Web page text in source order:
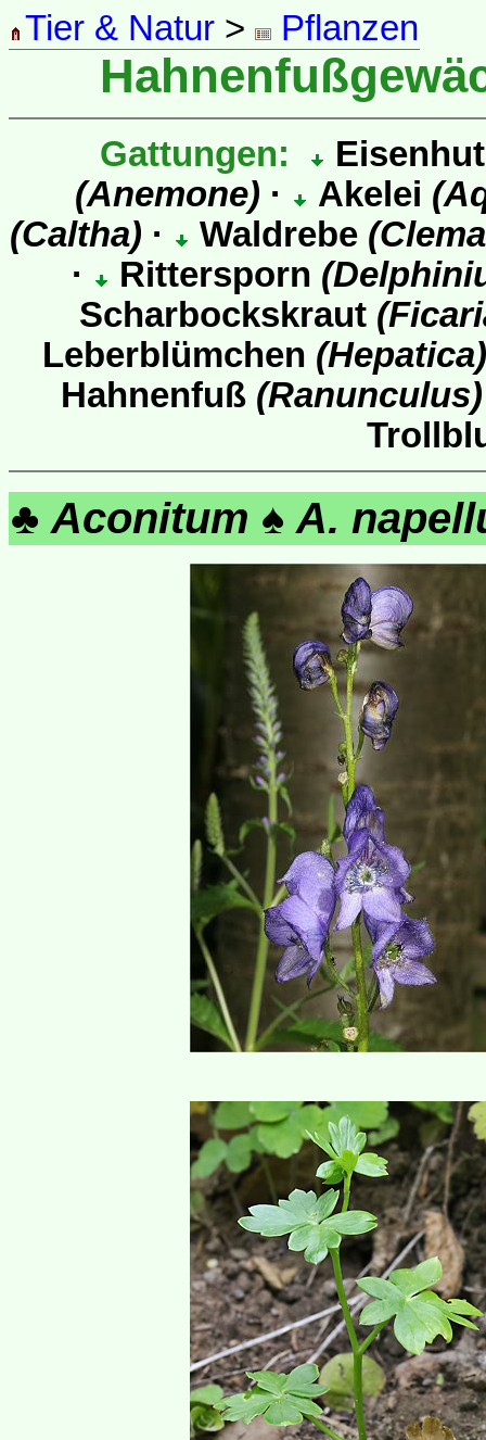
Tier & Natur > Pflanzen
Gattungen:
(Anemone) · Akelei
(Caltha) · Waldrebe
·
Rittersporn
Scharbockskraut
Leberblümchen (Hepatica)
Hahnenfuß (Ranunculus)
♣ Aconitum ♠ A.